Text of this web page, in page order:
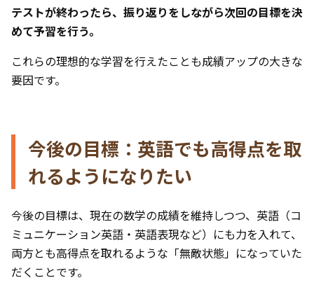
テストが終わったら、振り返りをしながら次回の目標を決
めて予習を行う。
これらの理想的な学習を行えたことも成績アップの大きな
要因です。
今後の目標：英語でも高得点を取
れるようになりたい
今後の目標は、現在の数学の成績を維持しつつ、英語（コ
ミュニケーション英語・英語表現など）にも力を入れて、
両方とも高得点を取れるような「無敵状態」になっていた
だくことです。